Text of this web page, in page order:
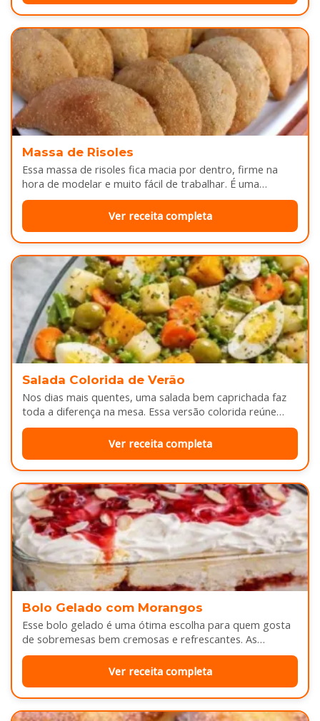
Massa de Risoles
Essa massa de risoles fica macia por dentro, firme na
hora de modelar e muito fácil de trabalhar. É uma…
Ver receita completa
Salada Colorida de Verão
Nos dias mais quentes, uma salada bem caprichada faz
toda a diferença na mesa. Essa versão colorida reúne
legumes cozidos…
Ver receita completa
Bolo Gelado com Morangos
Esse bolo gelado é uma ótima escolha para quem gosta
de sobremesas bem cremosas e refrescantes. As
camadas de massa…
Ver receita completa